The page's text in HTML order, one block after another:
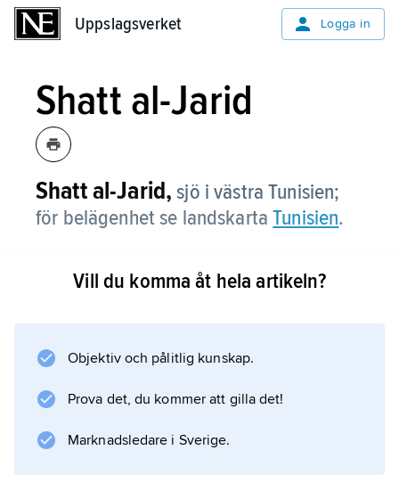
Uppslagsverket Logga in
Shatt al-Jarid
Shatt al-Jarid, sjö i västra Tunisien;
för belägenhet se landskartaTunisien.
Vill du komma åt hela artikeln?
Objektiv och pålitlig kunskap.
Prova det, du kommer att gilla det!
Marknadsledare i Sverige.